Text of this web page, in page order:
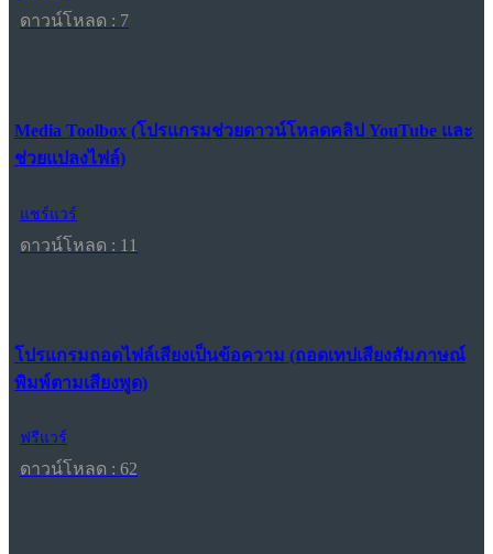
ดาวน์โหลด : 7
Media Toolbox (โปรแกรมช่วยดาวน์โหลดคลิป YouTube และ
ช่วยแปลงไฟล์)
แชร์แวร์
ดาวน์โหลด : 11
โปรแกรมถอดไฟล์เสียงเป็นข้อความ (ถอดเทปเสียงสัมภาษณ์
พิมพ์ตามเสียงพูด)
ฟรีแวร์
ดาวน์โหลด : 62